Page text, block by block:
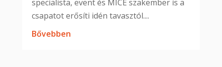
specialista, event és MICE szakember is a
csapatot erősíti idén tavasztól....
bővebben